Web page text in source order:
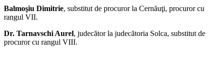
Balmoşiu Dimitrie, substitut de procuror la Cernăuţi, procuror cu
rangul VII.
Dr. Tarnavschi Aurel, judecător la judecătoria Solca, substitut de
procuror cu rangul VIII.